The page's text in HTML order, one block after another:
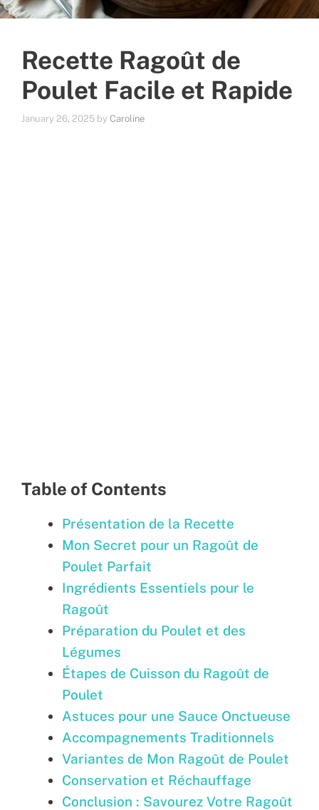
Recette Ragoût de
Poulet Facile et Rapide
January 26, 2025 by Caroline
Table of Contents
Présentation de la Recette
Mon Secret pour un Ragoût de
Poulet Parfait
Ingrédients Essentiels pour le
Ragoût
Préparation du Poulet et des
Légumes
Étapes de Cuisson du Ragoût de
Poulet
Astuces pour une Sauce Onctueuse
Accompagnements Traditionnels
Variantes de Mon Ragoût de Poulet
Conservation et Réchauffage
Conclusion : Savourez Votre Ragoût